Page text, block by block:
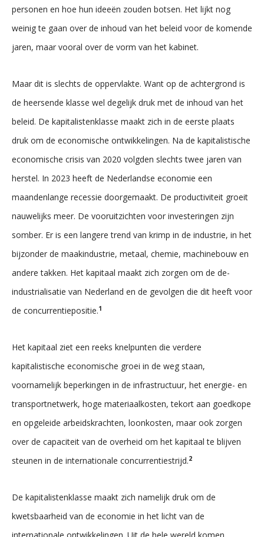
personen en hoe hun ideeën zouden botsen. Het lijkt nog
weinig te gaan over de inhoud van het beleid voor de komende
jaren, maar vooral over de vorm van het kabinet.
Maar dit is slechts de oppervlakte. Want op de achtergrond is
de heersende klasse wel degelijk druk met de inhoud van het
beleid. De kapitalistenklasse maakt zich in de eerste plaats
druk om de economische ontwikkelingen. Na de kapitalistische
economische crisis van 2020 volgden slechts twee jaren van
herstel. In 2023 heeft de Nederlandse economie een
maandenlange recessie doorgemaakt. De productiviteit groeit
nauwelijks meer. De vooruitzichten voor investeringen zijn
somber. Er is een langere trend van krimp in de industrie, in het
bijzonder de maakindustrie, metaal, chemie, machinebouw en
andere takken. Het kapitaal maakt zich zorgen om de de-
industrialisatie van Nederland en de gevolgen die dit heeft voor
de concurrentiepositie.1
Het kapitaal ziet een reeks knelpunten die verdere
kapitalistische economische groei in de weg staan,
voornamelijk beperkingen in de infrastructuur, het energie- en
transportnetwerk, hoge materiaalkosten, tekort aan goedkope
en opgeleide arbeidskrachten, loonkosten, maar ook zorgen
over de capaciteit van de overheid om het kapitaal te blijven
steunen in de internationale concurrentiestrijd.2
De kapitalistenklasse maakt zich namelijk druk om de
kwetsbaarheid van de economie in het licht van de